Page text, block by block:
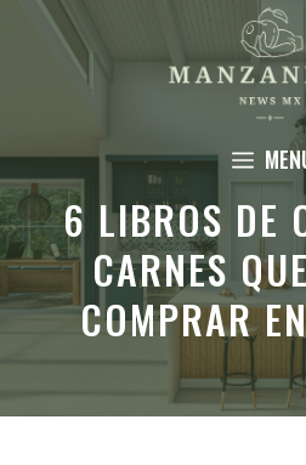
Saltar
contenido
6 LIBROS DE
CARNES
COMPRAR